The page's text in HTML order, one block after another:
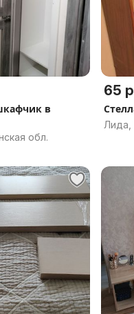
в
обл.
65
Лида,